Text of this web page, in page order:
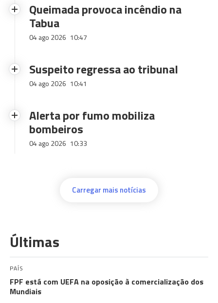
Queimada provoca incêndio na
Tabua
04 ago 2026 10:47
Suspeito regressa ao tribunal
04 ago 2026 10:41
Alerta por fumo mobiliza
bombeiros
04 ago 2026 10:33
Carregar mais notícias
Últimas
PAÍS
FPF está com UEFA na oposição à comercialização dos
Mundiais